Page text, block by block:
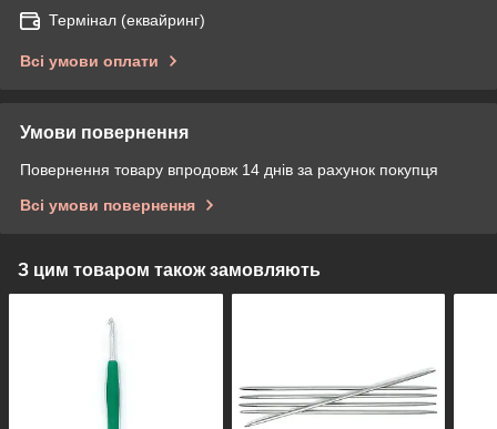
Термінал (еквайринг)
Всі умови оплати
Умови повернення
Повернення товару впродовж 14 днів за рахунок покупця
Всі умови повернення
З цим товаром також замовляють